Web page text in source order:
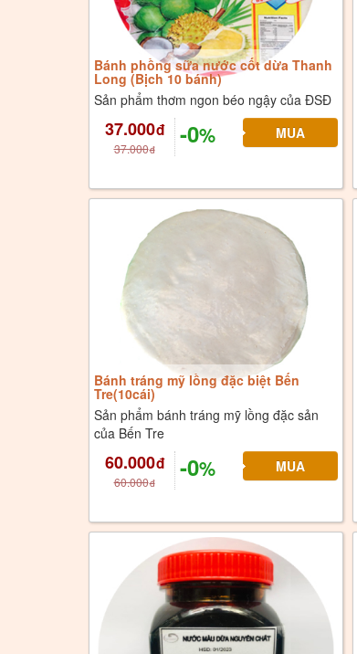
Bánh phồng sữa nước cốt dừa Thanh
Long (Bịch 10 bánh)
Sản phẩm thơm ngon béo ngậy của ĐSĐ
37.000đ
37.000đ
-0%
Bánh tráng mỹ lồng đặc biệt Bến
Tre(10cái)
Sản phẩm bánh tráng mỹ lồng đặc sản
của Bến Tre
60.000đ
60.000đ
-0%